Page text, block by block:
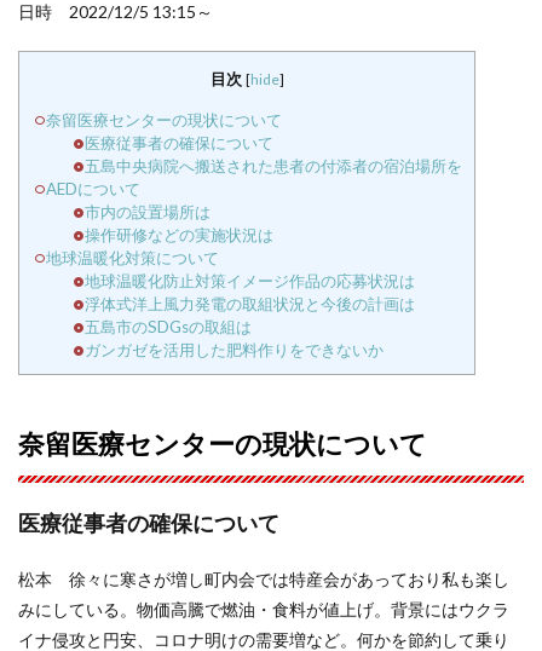
日時 2022/12/5 13:15～
目次 [hide]
奈留医療センターの現状について
医療従事者の確保について
五島中央病院へ搬送された患者の付添者の宿泊場所を
AEDについて
市内の設置場所は
操作研修などの実施状況は
地球温暖化対策について
地球温暖化防止対策イメージ作品の応募状況は
浮体式洋上風力発電の取組状況と今後の計画は
五島市のSDGsの取組は
ガンガゼを活用した肥料作りをできないか
奈留医療センターの現状について
医療従事者の確保について
松本 徐々に寒さが増し町内会では特産会があっており私も楽し
みにしている。物価高騰で燃油・食料が値上げ。背景にはウクラ
イナ侵攻と円安、コロナ明けの需要増など。何かを節約して乗り